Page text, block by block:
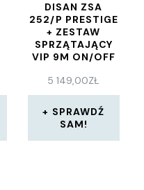
DISAN ZSA
252/P PRESTIGE
+ ZESTAW
SPRZĄTAJĄCY
VIP 9M ON/OFF
COBRA INOX
5 149,00ZŁ
SPRAWDŹ
SAM!